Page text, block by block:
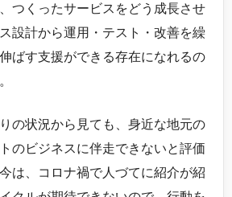
つくったサービスをどう成長させ
設計から運用・テスト・改善を繰
ばす支援ができる存在になれるの
の状況から見ても、身近な地元の
のビジネスに伴走できないと評価
は、コロナ禍で人づてに紹介が紹